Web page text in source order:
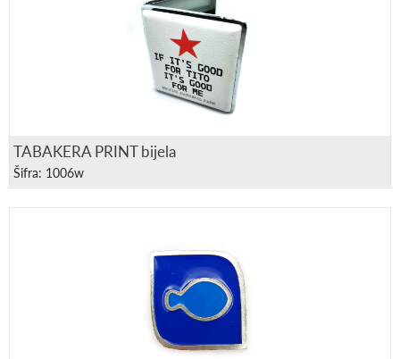
TABAKERA PRINT bijela
Šifra: 1006w